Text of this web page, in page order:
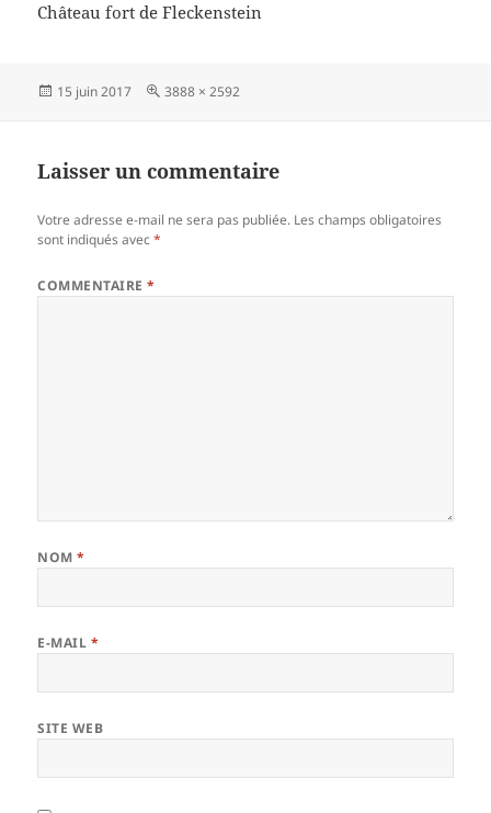
Château fort de Fleckenstein
Publié
15 juin 2017
Taille
3888 × 2592
Laisser un commentaire
Votre adresse e-mail ne sera pas publiée. Les champs obligatoires
sont indiqués avec*
COMMENTAIRE*
NOM*
E-MAIL *
SITE WEB